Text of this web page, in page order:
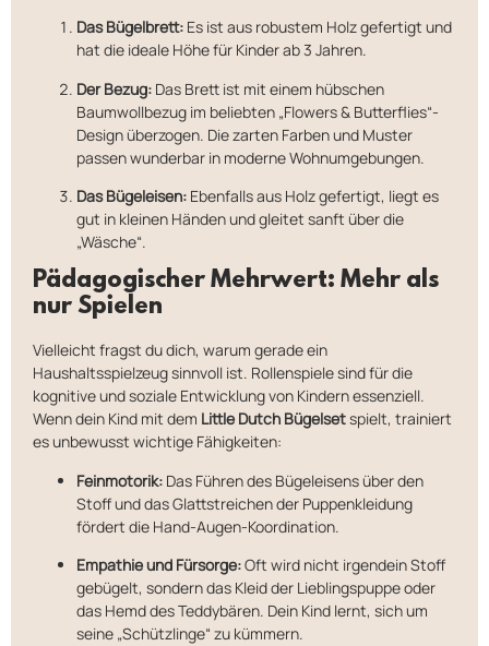
Das Bügelbrett: Es ist aus robustem Holz gefertigt und
hat die ideale Höhe für Kinder ab 3 Jahren.
Der Bezug: Das Brett ist mit einem hübschen
Baumwollbezug im beliebten „Flowers & Butterflies“-
Design überzogen. Die zarten Farben und Muster
passen wunderbar in moderne Wohnumgebungen.
Das Bügeleisen: Ebenfalls aus Holz gefertigt, liegt es
gut in kleinen Händen und gleitet sanft über die
„Wäsche“.
Pädagogischer Mehrwert: Mehr als
nur Spielen
Vielleicht fragst du dich, warum gerade ein
Haushaltsspielzeug sinnvoll ist. Rollenspiele sind für die
kognitive und soziale Entwicklung von Kindern essenziell.
Wenn dein Kind mit dem Little Dutch Bügelsetspielt, trainiert
es unbewusst wichtige Fähigkeiten:
Feinmotorik: Das Führen des Bügeleisens über den
Stoff und das Glattstreichen der Puppenkleidung
fördert die Hand-Augen-Koordination.
Empathie und Fürsorge:Oft wird nicht irgendein Stoff
gebügelt, sondern das Kleid der Lieblingspuppe oder
das Hemd des Teddybären. Dein Kind lernt, sich um
seine „Schützlinge“ zu kümmern.